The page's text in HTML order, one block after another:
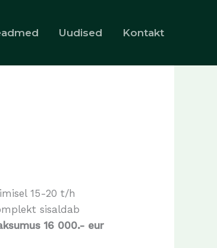
Uudised Kontakt
15-20 t/h
sisaldab
16 000.- eur